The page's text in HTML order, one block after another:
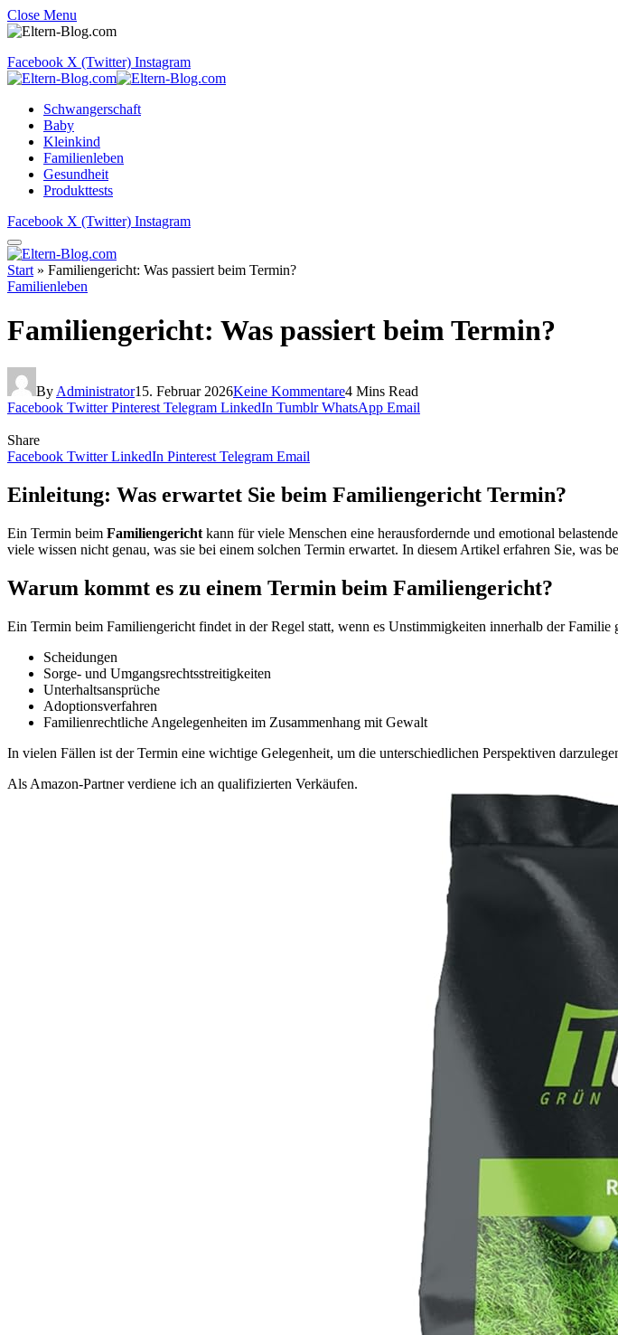
Close Menu
Facebook X (Twitter) Instagram
Schwangerschaft
Baby
Kleinkind
Familienleben
Gesundheit
Produkttests
Facebook X (Twitter) Instagram
Start » Familiengericht: Was passiert beim Termin?
Familienleben
Familiengericht: Was passiert beim Termin?
By Administrator15. Februar 2026Keine Kommentare4 Mins Read
Facebook Twitter Pinterest Telegram LinkedIn Tumblr WhatsApp Email
Share
Facebook Twitter LinkedIn Pinterest Telegram Email
Einleitung: Was erwartet Sie beim Familiengericht Termin?
Ein Termin beim Familiengericht kann für viele Menschen eine herausfordernde und emotional
viele wissen nicht genau, was sie bei einem solchen Termin erwartet. In diesem Artikel erfahren Sie,
Warum kommt es zu einem Termin beim Familiengericht?
Ein Termin beim Familiengericht findet in der Regel statt, wenn es Unstimmigkeiten innerhalb der
Scheidungen
Sorge- und Umgangsrechtsstreitigkeiten
Unterhaltsansprüche
Adoptionsverfahren
Familienrechtliche Angelegenheiten im Zusammenhang mit Gewalt
In vielen Fällen ist der Termin eine wichtige Gelegenheit, um die unterschiedlichen Perspektiven
Als Amazon-Partner verdiene ich an qualifizierten Verkäufen.